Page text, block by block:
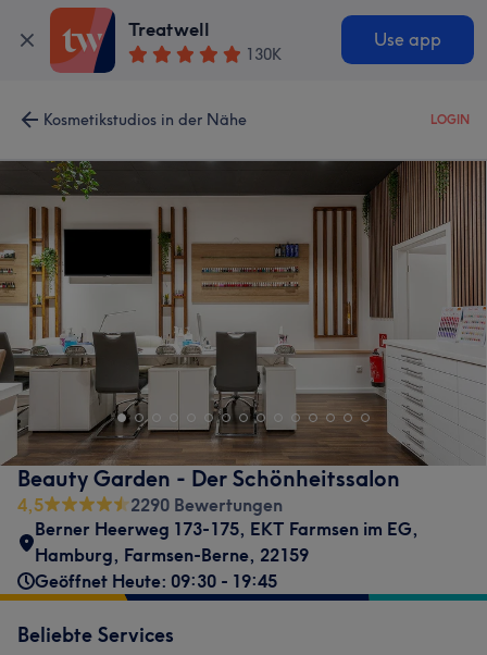
Treatwell
130K
Use app
Kosmetikstudios in der Nähe LOGIN
Beauty Garden - Der Schönheitssalon
4,5
2290 Bewertungen
Berner Heerweg 173-175, EKT Farmsen im EG,
Hamburg, Farmsen-Berne, 22159
Geöffnet Heute: 09:30 - 19:45
Beliebte Services